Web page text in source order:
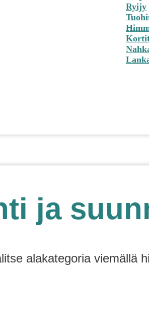
Ryijy
ja
alakategoria viemällä